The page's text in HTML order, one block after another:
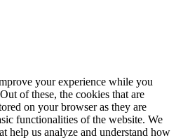
your experience while you
of these, the cookies that are
on your browser as they are
functionalities of the website. We
help us analyze and understand how